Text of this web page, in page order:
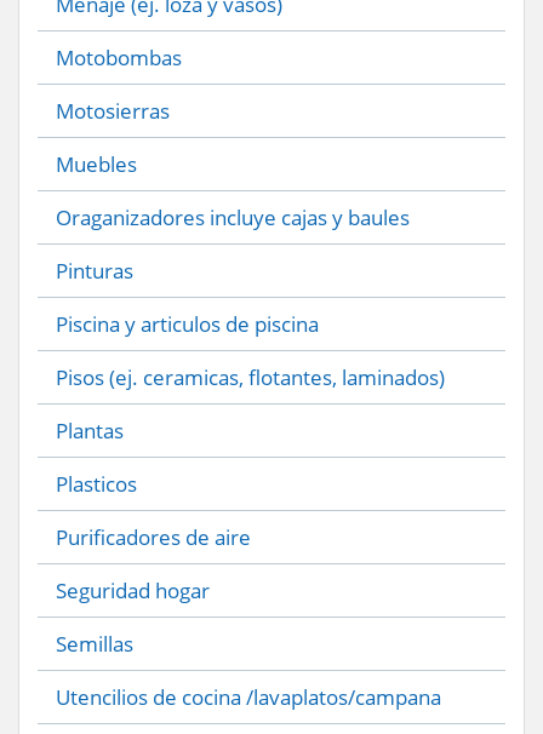
Motobombas
Motosierras
Muebles
Oraganizadores incluye cajas y baules
Pinturas
Piscina y articulos de piscina
Pisos (ej. ceramicas, flotantes, laminados)
Plantas
Plasticos
Purificadores de aire
Seguridad hogar
Semillas
Utencilios de cocina /lavaplatos/campana